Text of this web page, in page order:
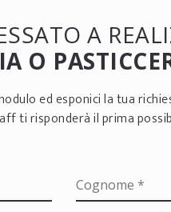
A
O
ed esponici la tua
ti risponderà il prima